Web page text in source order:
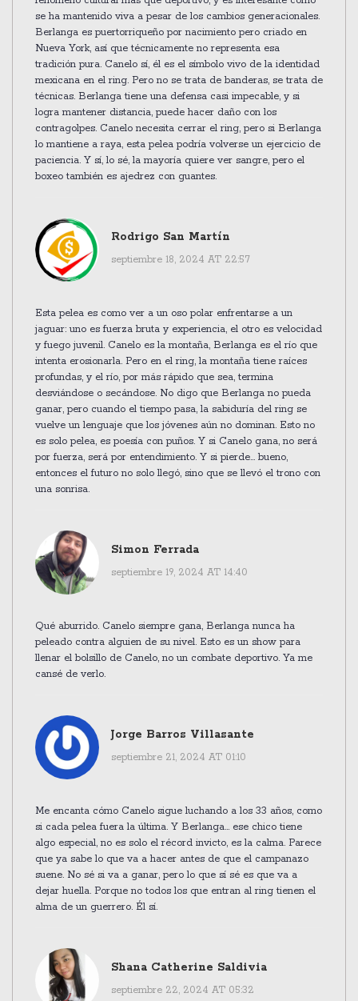
se ha mantenido viva a pesar de los cambios generacionales.
Berlanga es puertorriqueño por nacimiento pero criado en
Nueva York, así que técnicamente no representa esa
tradición pura. Canelo sí, él es el símbolo vivo de la identidad
mexicana en el ring. Pero no se trata de banderas, se trata de
técnicas. Berlanga tiene una defensa casi impecable, y si
logra mantener distancia, puede hacer daño con los
contragolpes. Canelo necesita cerrar el ring, pero si Berlanga
lo mantiene a raya, esta pelea podría volverse un ejercicio de
paciencia. Y sí, lo sé, la mayoría quiere ver sangre, pero el
boxeo también es ajedrez con guantes.
Rodrigo San Martín
septiembre 18, 2024 AT 22:57
Esta pelea es como ver a un oso polar enfrentarse a un
jaguar: uno es fuerza bruta y experiencia, el otro es velocidad
y fuego juvenil. Canelo es la montaña, Berlanga es el río que
intenta erosionarla. Pero en el ring, la montaña tiene raíces
profundas, y el río, por más rápido que sea, termina
desviándose o secándose. No digo que Berlanga no pueda
ganar, pero cuando el tiempo pasa, la sabiduría del ring se
vuelve un lenguaje que los jóvenes aún no dominan. Esto no
es solo pelea, es poesía con puños. Y si Canelo gana, no será
por fuerza, será por entendimiento. Y si pierde... bueno,
entonces el futuro no solo llegó, sino que se llevó el trono con
una sonrisa.
Simon Ferrada
septiembre 19, 2024 AT 14:40
Qué aburrido. Canelo siempre gana, Berlanga nunca ha
peleado contra alguien de su nivel. Esto es un show para
llenar el bolsillo de Canelo, no un combate deportivo. Ya me
cansé de verlo.
Jorge Barros Villasante
septiembre 21, 2024 AT 01:10
Me encanta cómo Canelo sigue luchando a los 33 años, como
si cada pelea fuera la última. Y Berlanga... ese chico tiene
algo especial, no es solo el récord invicto, es la calma. Parece
que ya sabe lo que va a hacer antes de que el campanazo
suene. No sé si va a ganar, pero lo que sí sé es que va a
dejar huella. Porque no todos los que entran al ring tienen el
alma de un guerrero. Él sí.
Shana Catherine Saldivia
septiembre 22, 2024 AT 05:32